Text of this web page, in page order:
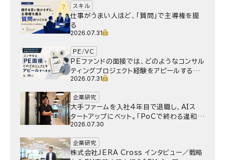
スキル
仕事がうまい人ほど、「質問」で主導権を握
る
2026.07.31
PE/VC
PEファンドの面接では、どのようなコンサル
ティングプロジェクト経験をアピールするべ
きか
2026.07.31
企業研究
大手ファームを入社4年目で退職し、AIス
タートアップにベット。｢PoCで終わる違和
感｣はどうなったのか／Gen-AX株式会社
2026.07.30
企業研究
株式会社JERA Cross インタビュー／戦略